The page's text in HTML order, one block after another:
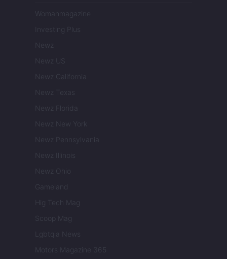
Womanmagazine
Investing Plus
Newz
Newz US
Newz California
Newz Texas
Newz Florida
Newz New York
Newz Pennsylvania
Newz Illinois
Newz Ohio
Gameland
Hig Tech Mag
Scoop Mag
Lgbtqia News
Motors Magazine 365